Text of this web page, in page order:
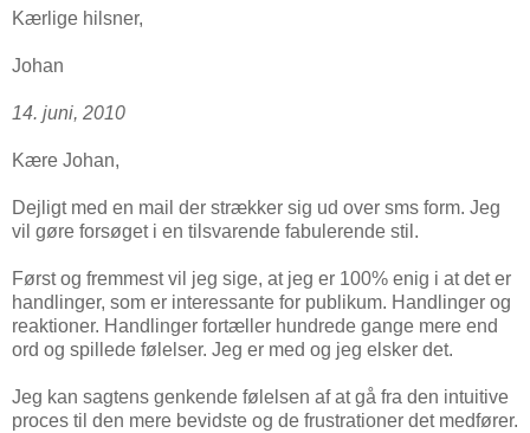
Kærlige hilsner,
Johan
14. juni, 2010
Kære Johan,
Dejligt med en mail der strækker sig ud over sms form. Jeg
vil gøre forsøget i en tilsvarende fabulerende stil.
Først og fremmest vil jeg sige, at jeg er 100% enig i at det er
handlinger, som er interessante for publikum. Handlinger og
reaktioner. Handlinger fortæller hundrede gange mere end
ord og spillede følelser. Jeg er med og jeg elsker det.
Jeg kan sagtens genkende følelsen af at gå fra den intuitive
proces til den mere bevidste og de frustrationer det medfører.